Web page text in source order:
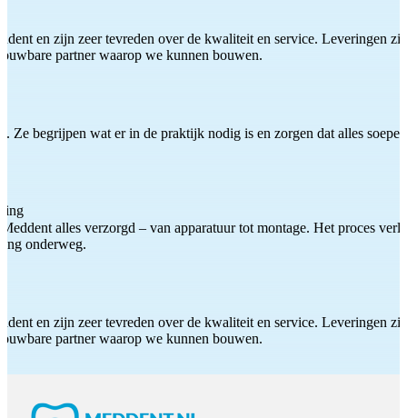
en zijn zeer tevreden over de kwaliteit en service. Leveringen
partner waarop we kunnen bouwen.
Ze begrijpen wat er in de praktijk nodig is en zorgen dat alles
alles verzorgd – van apparatuur tot montage. Het proces
onderweg.
en zijn zeer tevreden over de kwaliteit en service. Leveringen
partner waarop we kunnen bouwen.